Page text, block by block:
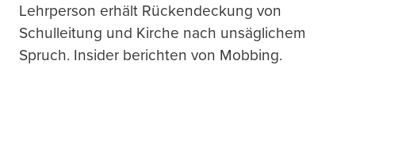
Lehrperson erhält Rückendeckung von
Schulleitung und Kirche nach unsäglichem
Spruch. Insider berichten von Mobbing.